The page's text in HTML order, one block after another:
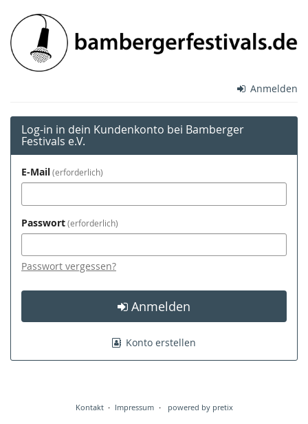
Zum
Haupt-
Inhalt
springen
Bamberger
Festivals
e.V.
Anmelden
Log-in in dein Kundenkonto bei Bamberger
Festivals e.V.
E-Mail erforderlich
Passwort erforderlich
Passwort vergessen?
Anmelden
Konto erstellen
Kontakt Impressum powered by pretix